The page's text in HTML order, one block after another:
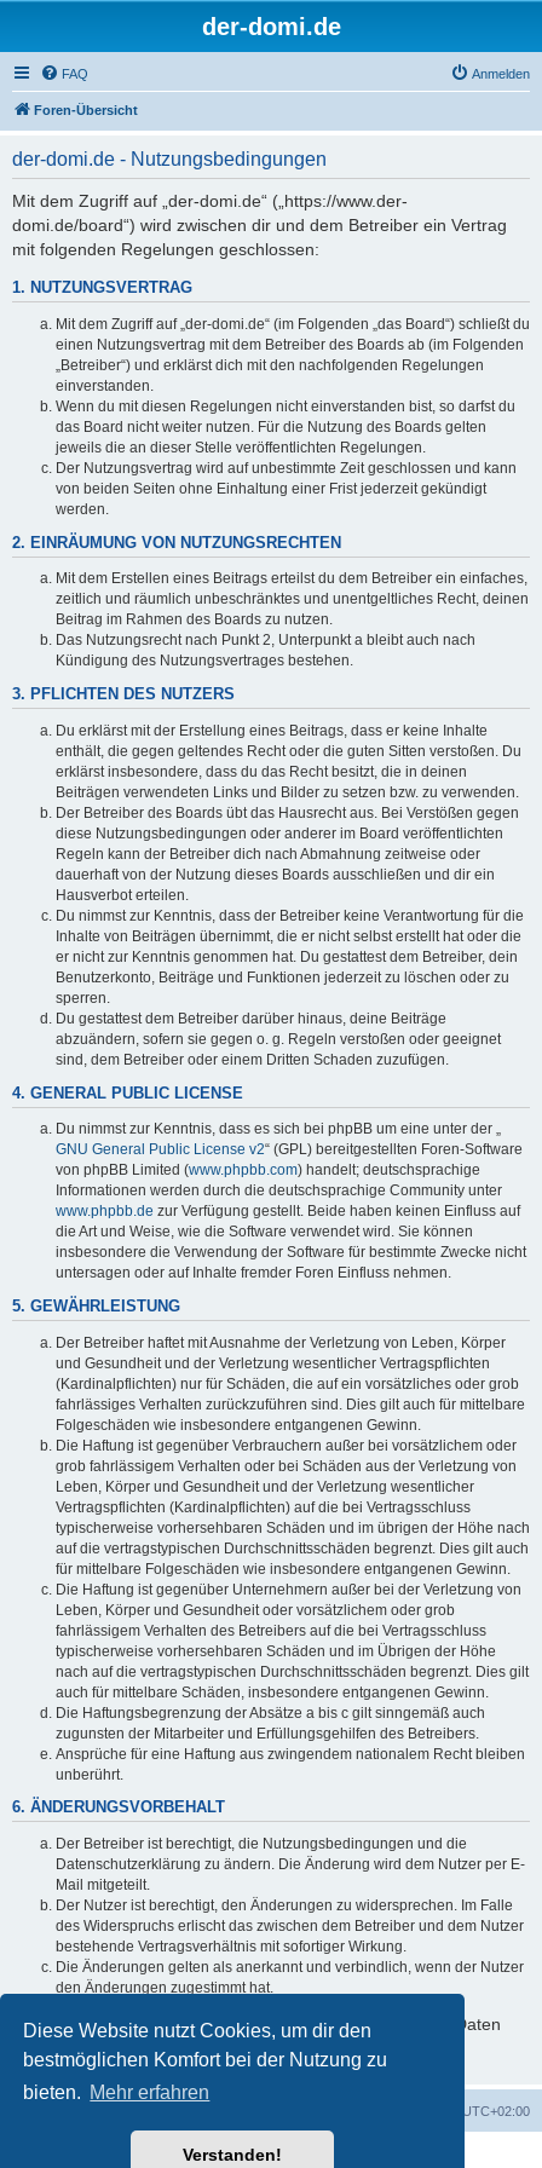
Diese Website nutzt Cookies, um dir den
bestmöglichen Komfort bei der Nutzung zu
bieten. Mehr erfahren
Verstanden!
der-domi.de
FAQ Anmelden
Foren-Übersicht
der-domi.de - Nutzungsbedingungen
Mit dem Zugriff auf „der-domi.de“ („https://www.der-
domi.de/board“) wird zwischen dir und dem Betreiber ein Vertrag
mit folgenden Regelungen geschlossen:
1. NUTZUNGSVERTRAG
Mit dem Zugriff auf „der-domi.de“ (im Folgenden „das Board“) schließt du
einen Nutzungsvertrag mit dem Betreiber des Boards ab (im Folgenden
„Betreiber“) und erklärst dich mit den nachfolgenden Regelungen
einverstanden.
Wenn du mit diesen Regelungen nicht einverstanden bist, so darfst du
das Board nicht weiter nutzen. Für die Nutzung des Boards gelten
jeweils die an dieser Stelle veröffentlichten Regelungen.
Der Nutzungsvertrag wird auf unbestimmte Zeit geschlossen und kann
von beiden Seiten ohne Einhaltung einer Frist jederzeit gekündigt
werden.
2. EINRÄUMUNG VON NUTZUNGSRECHTEN
Mit dem Erstellen eines Beitrags erteilst du dem Betreiber ein einfaches,
zeitlich und räumlich unbeschränktes und unentgeltliches Recht, deinen
Beitrag im Rahmen des Boards zu nutzen.
Das Nutzungsrecht nach Punkt 2, Unterpunkt a bleibt auch nach
Kündigung des Nutzungsvertrages bestehen.
3. PFLICHTEN DES NUTZERS
Du erklärst mit der Erstellung eines Beitrags, dass er keine Inhalte
enthält, die gegen geltendes Recht oder die guten Sitten verstoßen. Du
erklärst insbesondere, dass du das Recht besitzt, die in deinen
Beiträgen verwendeten Links und Bilder zu setzen bzw. zu verwenden.
Der Betreiber des Boards übt das Hausrecht aus. Bei Verstößen gegen
diese Nutzungsbedingungen oder anderer im Board veröffentlichten
Regeln kann der Betreiber dich nach Abmahnung zeitweise oder
dauerhaft von der Nutzung dieses Boards ausschließen und dir ein
Hausverbot erteilen.
Du nimmst zur Kenntnis, dass der Betreiber keine Verantwortung für die
Inhalte von Beiträgen übernimmt, die er nicht selbst erstellt hat oder die
er nicht zur Kenntnis genommen hat. Du gestattest dem Betreiber, dein
Benutzerkonto, Beiträge und Funktionen jederzeit zu löschen oder zu
sperren.
Du gestattest dem Betreiber darüber hinaus, deine Beiträge
abzuändern, sofern sie gegen o. g. Regeln verstoßen oder geeignet
sind, dem Betreiber oder einem Dritten Schaden zuzufügen.
4. GENERAL PUBLIC LICENSE
Du nimmst zur Kenntnis, dass es sich bei phpBB um eine unter der „
GNU General Public License v2“ (GPL) bereitgestellten Foren-Software
von phpBB Limited (www.phpbb.com) handelt; deutschsprachige
Informationen werden durch die deutschsprachige Community unter
www.phpbb.de zur Verfügung gestellt. Beide haben keinen Einfluss auf
die Art und Weise, wie die Software verwendet wird. Sie können
insbesondere die Verwendung der Software für bestimmte Zwecke nicht
untersagen oder auf Inhalte fremder Foren Einfluss nehmen.
5. GEWÄHRLEISTUNG
Der Betreiber haftet mit Ausnahme der Verletzung von Leben, Körper
und Gesundheit und der Verletzung wesentlicher Vertragspflichten
(Kardinalpflichten) nur für Schäden, die auf ein vorsätzliches oder grob
fahrlässiges Verhalten zurückzuführen sind. Dies gilt auch für mittelbare
Folgeschäden wie insbesondere entgangenen Gewinn.
Die Haftung ist gegenüber Verbrauchern außer bei vorsätzlichem oder
grob fahrlässigem Verhalten oder bei Schäden aus der Verletzung von
Leben, Körper und Gesundheit und der Verletzung wesentlicher
Vertragspflichten (Kardinalpflichten) auf die bei Vertragsschluss
typischerweise vorhersehbaren Schäden und im übrigen der Höhe nach
auf die vertragstypischen Durchschnittsschäden begrenzt. Dies gilt auch
für mittelbare Folgeschäden wie insbesondere entgangenen Gewinn.
Die Haftung ist gegenüber Unternehmern außer bei der Verletzung von
Leben, Körper und Gesundheit oder vorsätzlichem oder grob
fahrlässigem Verhalten des Betreibers auf die bei Vertragsschluss
typischerweise vorhersehbaren Schäden und im Übrigen der Höhe
nach auf die vertragstypischen Durchschnittsschäden begrenzt. Dies gilt
auch für mittelbare Schäden, insbesondere entgangenen Gewinn.
Die Haftungsbegrenzung der Absätze a bis c gilt sinngemäß auch
zugunsten der Mitarbeiter und Erfüllungsgehilfen des Betreibers.
Ansprüche für eine Haftung aus zwingendem nationalem Recht bleiben
unberührt.
6. ÄNDERUNGSVORBEHALT
Der Betreiber ist berechtigt, die Nutzungsbedingungen und die
Datenschutzerklärung zu ändern. Die Änderung wird dem Nutzer per E-
Mail mitgeteilt.
Der Nutzer ist berechtigt, den Änderungen zu widersprechen. Im Falle
des Widerspruchs erlischt das zwischen dem Betreiber und dem Nutzer
bestehende Vertragsverhältnis mit sofortiger Wirkung.
Die Änderungen gelten als anerkannt und verbindlich, wenn der Nutzer
den Änderungen zugestimmt hat.
Informationen über den Umgang mit deinen persönlichen Daten
sind in der Datenschutzerklärung enthalten.
UTC+02:00
Powered byphpBB® Forum Software © phpBB Limited